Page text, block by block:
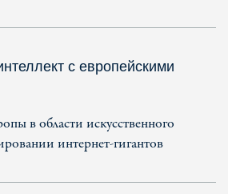
с европейскими
в области искусственного
интернет-гигантов